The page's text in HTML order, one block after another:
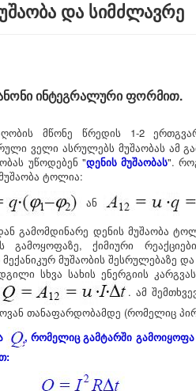
და სიმძლავრე
ინტეგრალური ფორმით.
მწონე წრედის 1-2
ველი ასრულებს მუშაობას ამ
უწოდებენ "დენის მუშაობას".
ტოლია:
ან
გამომდინარე დენის მუშაობა
გამოყოფაზე, ქიმიური
მუშაობის შესრულებაზე
სხვა სახის ენერგიის
. ამ
თანაფარდობამდე (რომელიც
, რომელიც გამტარში გამოიყოფა